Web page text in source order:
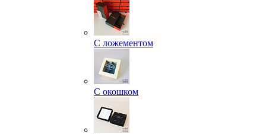
С ложементом
С окошком